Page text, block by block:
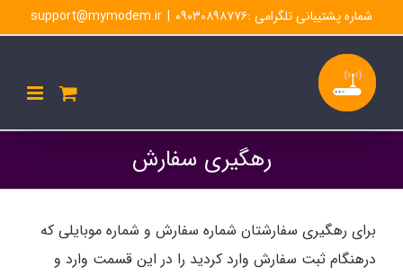
to
content
شماره پشتیبانی تلگرامی :۰۹۰۳۰۸۹۸۷۷۶ |
support@mymodem.ir
رهگیری سفارش
برای رهگیری سفارشتان شماره سفارش و شماره موبایلی که
درهنگام ثبت سفارش وارد کردید را در این قسمت وارد و